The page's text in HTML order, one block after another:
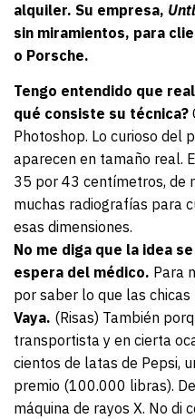
alquiler. Su empresa,
sin miramientos, para
o Porsche.
Tengo entendido que
qué consiste su técnica?
Photoshop. Lo curioso del
aparecen en tamaño real.
35 por 43 centímetros, de
muchas radiografías para
esas dimensiones.
No me diga que la idea
espera del médico. Para
por saber lo que las
Vaya. (Risas) También
transportista y en cierta
cientos de latas de Pepsi,
premio (100.000 libras).
máquina de rayos X. No di